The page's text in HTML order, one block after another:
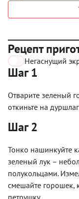
Рецепт
Негаснущий
Шаг 1
Отварите зеленый
откиньте на
Шаг 2
Тонко нашинкуйте
зеленый лук –
полукольцами.
смешайте горошек,
петрушку.